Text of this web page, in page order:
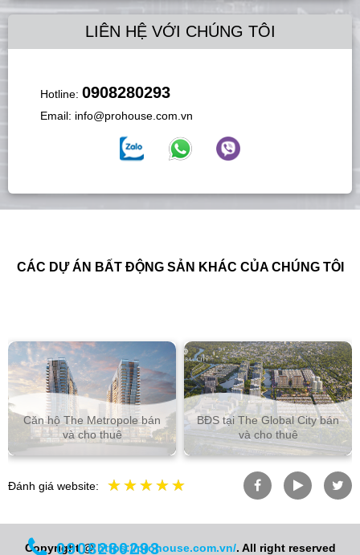
LIÊN HỆ VỚI CHÚNG TÔI
Hotline: 0908280293
Email: info@prohouse.com.vn
CÁC DỰ ÁN BẤT ĐỘNG SẢN KHÁC CỦA CHÚNG TÔI
Căn hộ The Metropole bán
và cho thuê
BĐS tại The Global City bán
và cho thuê
Đánh giá website:
Copyright @https://prohouse.com.vn/. All right reserved
0908280293